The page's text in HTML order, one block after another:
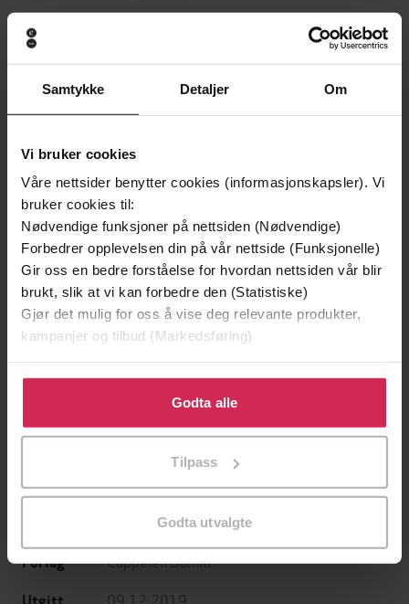
Samtykke Detaljer Om
Vi bruker cookies
Våre nettsider benytter cookies (informasjonskapsler). Vi
bruker cookies til:
Nødvendige funksjoner på nettsiden (Nødvendige)
Forbedrer opplevelsen din på vår nettside (Funksjonelle)
Gir oss en bedre forståelse for hvordan nettsiden vår blir
brukt, slik at vi kan forbedre den (Statistiske)
Gjør det mulig for oss å vise deg relevante produkter,
kampanjer og tilbud (Markedsføring)
Klikk på «Godta alle» for å gi oss ditt samtykke til å
bruke cookies for alle disse formålene. Du kan også
tilpasse ditt samtykke til spesifikke formål ved å klikke
Godta alle
Tilpass
Godta utvalgte
29,-
Pippi går på sirkus
LYDBOK
199,-
LYDBOK
Forfattere
Tenfjord(oversetter),Jannike Kruse
(innleser)
Forlag Cappelen Damm
09.12.2019